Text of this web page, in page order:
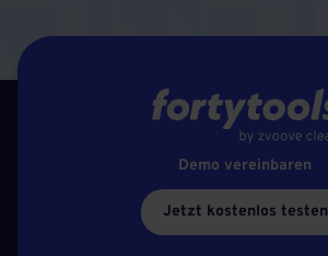
Demo vereinbaren
Jetzt kostenlos testen